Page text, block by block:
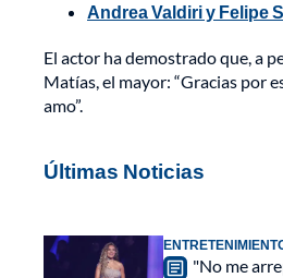
Andrea Valdiri y Felipe
El actor ha demostrado que, a
Matías, el mayor: “Gracias por
amo”.
Últimas Noticias
"No me